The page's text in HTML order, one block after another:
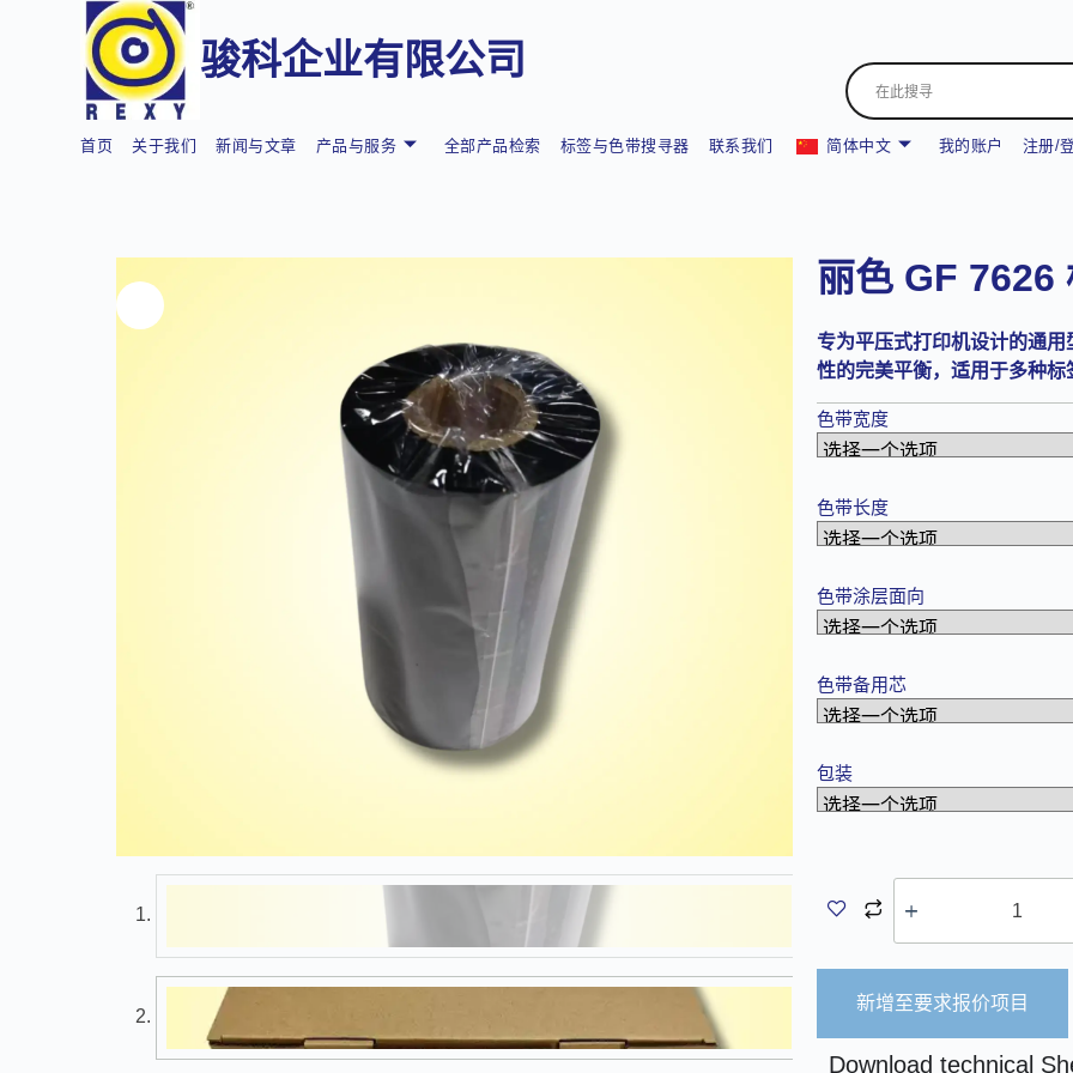
骏科企业有限公司
首页 关于我们 新闻与文章 产品与服务 全部产品检索 标签与色带搜寻器 联系我们 简体中文 我的账户 注册/
丽色 GF 7626
专为平压式打印机设计的通
性的完美平衡，适用于多种
色带宽度
色带长度
色带涂层面向
色带备用芯
包装
新增至要求报价项目
Download technical